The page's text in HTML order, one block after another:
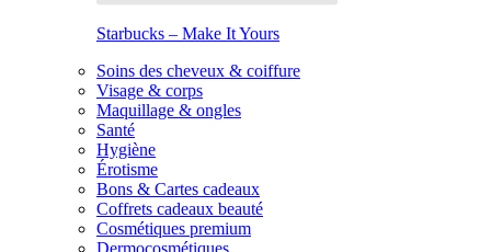
Starbucks – Make It Yours
Soins des cheveux & coiffure
Visage & corps
Maquillage & ongles
Santé
Hygiène
Érotisme
Bons & Cartes cadeaux
Coffrets cadeaux beauté
Cosmétiques premium
Dermocosmétiques